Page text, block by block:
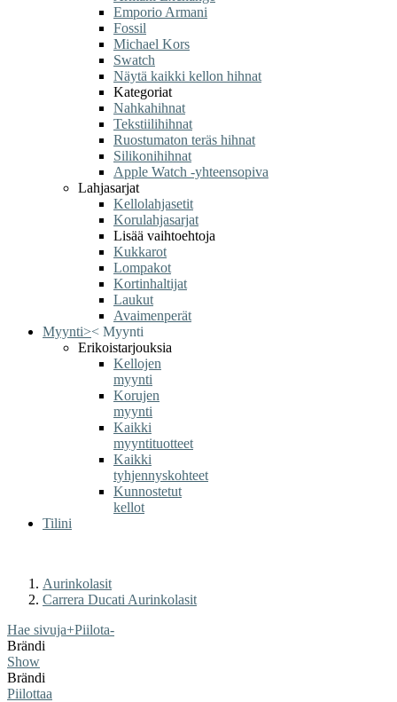
Emporio Armani
Fossil
Michael Kors
Swatch
Näytä kaikki kellon hihnat
Kategoriat
Nahkahihnat
Tekstiilihihnat
Ruostumaton teräs hihnat
Silikonihihnat
Apple Watch -yhteensopiva
Lahjasarjat
Kellolahjasetit
Korulahjasarjat
Lisää vaihtoehtoja
Kukkarot
Lompakot
Kortinhaltijat
Laukut
Avaimenperät
Myynti>< Myynti
Erikoistarjouksia
Kellojen
myynti
Korujen
myynti
Kaikki
myyntituotteet
Kaikki
tyhjennyskohteet
Kunnostetut
kellot
Tilini
Aurinkolasit
Carrera Ducati Aurinkolasit
Hae sivuja+Piilota-
Brändi
Show
Brändi
Piilottaa